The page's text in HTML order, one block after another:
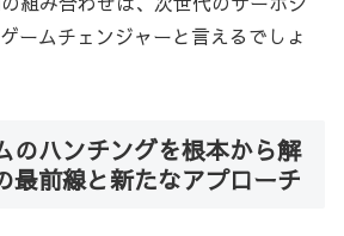
ームチェンジャーと言えるでしょ
のハンチングを根本から解
最前線と新たなアプローチ